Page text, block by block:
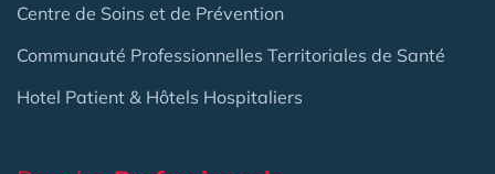
Centre de Soins et de Prévention
Communauté Professionnelles Territoriales de Santé
Hotel Patient & Hôtels Hospitaliers